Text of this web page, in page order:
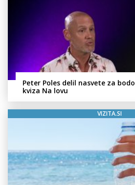
Peter Poles delil nasvete za
kviza Na lovu
VIZITA.SI